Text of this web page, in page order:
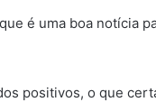
é uma boa notícia
positivos, o que